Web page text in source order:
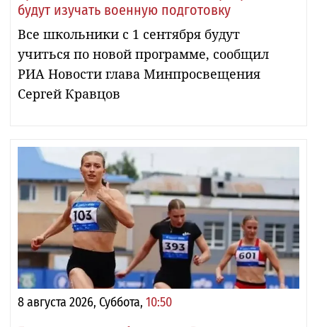
будут изучать военную подготовку
Все школьники с 1 сентября будут
учиться по новой программе, сообщил
РИА Новости глава Минпросвещения
Сергей Кравцов
8 августа 2026, Суббота, 10:50